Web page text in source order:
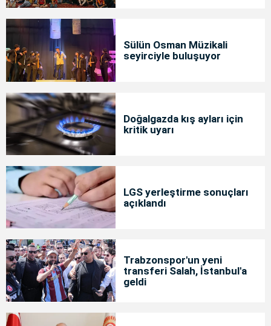
Sülün Osman Müzikali
seyirciyle buluşuyor
Doğalgazda kış ayları için
kritik uyarı
LGS yerleştirme sonuçları
açıklandı
Trabzonspor'un yeni
transferi Salah, İstanbul'a
geldi